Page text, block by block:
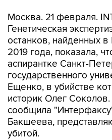
Москва. 21 февраля.
Генетическая
останков, найденных
2019 года, показала,
аспирантке Санкт-
государственного
Ещенко, в убийстве
историк Олег
сообщила
Бакшеева,
убитой.